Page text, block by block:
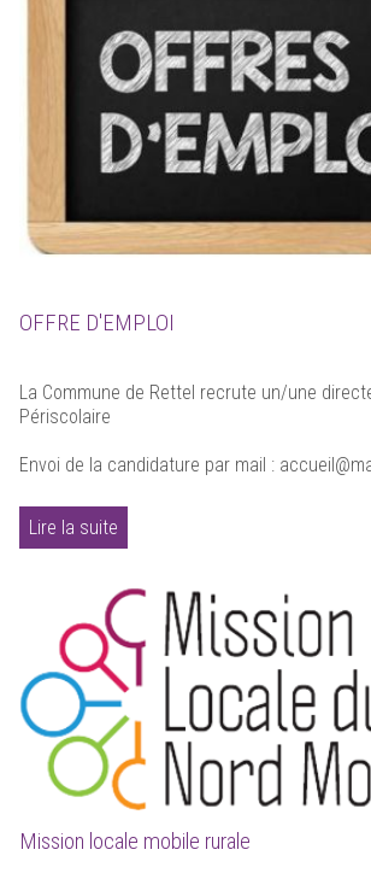
OFFRE D'EMPLOI
La Commune de Rettel recrute un/une
Périscolaire
Envoi de la candidature par mail :
Lire la suite
Mission locale mobile rurale